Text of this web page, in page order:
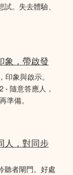
。失去體驗、
象，帶啟發
象與啟示。
- 隨意答應人，
準備。
人，對同步
聽者閘門。好處